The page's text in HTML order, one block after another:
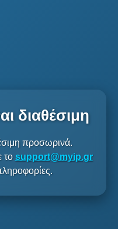
διαθέσιμη
προσωρινά.
το support@myip.gr